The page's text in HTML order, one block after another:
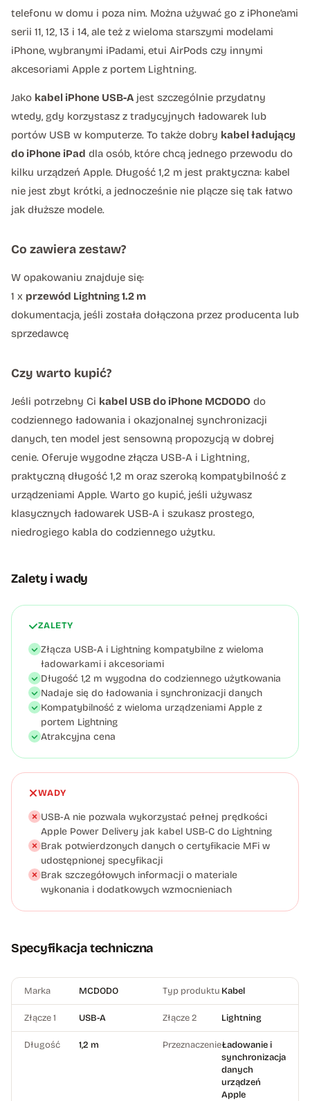
telefonu w domu i poza nim. Można używać go z iPhone’ami
serii 11, 12, 13 i 14, ale też z wieloma starszymi modelami
iPhone, wybranymi iPadami, etui AirPods czy innymi
akcesoriami Apple z portem Lightning.
Jako kabel iPhone USB-A jest szczególnie przydatny
wtedy, gdy korzystasz z tradycyjnych ładowarek lub
portów USB w komputerze. To także dobry kabel ładujący
do iPhone iPad dla osób, które chcą jednego przewodu do
kilku urządzeń Apple. Długość 1,2 m jest praktyczna: kabel
nie jest zbyt krótki, a jednocześnie nie plącze się tak łatwo
jak dłuższe modele.
Co zawiera zestaw?
W opakowaniu znajduje się:
1 x przewód Lightning 1.2 m
dokumentacja, jeśli została dołączona przez producenta lub
sprzedawcę
Czy warto kupić?
Jeśli potrzebny Ci kabel USB do iPhone MCDODO do
codziennego ładowania i okazjonalnej synchronizacji
danych, ten model jest sensowną propozycją w dobrej
cenie. Oferuje wygodne złącza USB-A i Lightning,
praktyczną długość 1,2 m oraz szeroką kompatybilność z
urządzeniami Apple. Warto go kupić, jeśli używasz
klasycznych ładowarek USB-A i szukasz prostego,
niedrogiego kabla do codziennego użytku.
Zalety i wady
ZALETY
Złącza USB-A i Lightning kompatybilne z wieloma
ładowarkami i akcesoriami
Długość 1,2 m wygodna do codziennego użytkowania
Nadaje się do ładowania i synchronizacji danych
Kompatybilność z wieloma urządzeniami Apple z
portem Lightning
Atrakcyjna cena
WADY
USB-A nie pozwala wykorzystać pełnej prędkości
Apple Power Delivery jak kabel USB-C do Lightning
Brak potwierdzonych danych o certyfikacie MFi w
udostępnionej specyfikacji
Brak szczegółowych informacji o materiale
wykonania i dodatkowych wzmocnieniach
Specyfikacja techniczna
Marka MCDODO Typ produktu Kabel
Złącze 1 USB-A Złącze 2 Lightning
Długość 1,2 m PrzeznaczenieŁadowanie i
synchronizacja
danych
urządzeń
Apple